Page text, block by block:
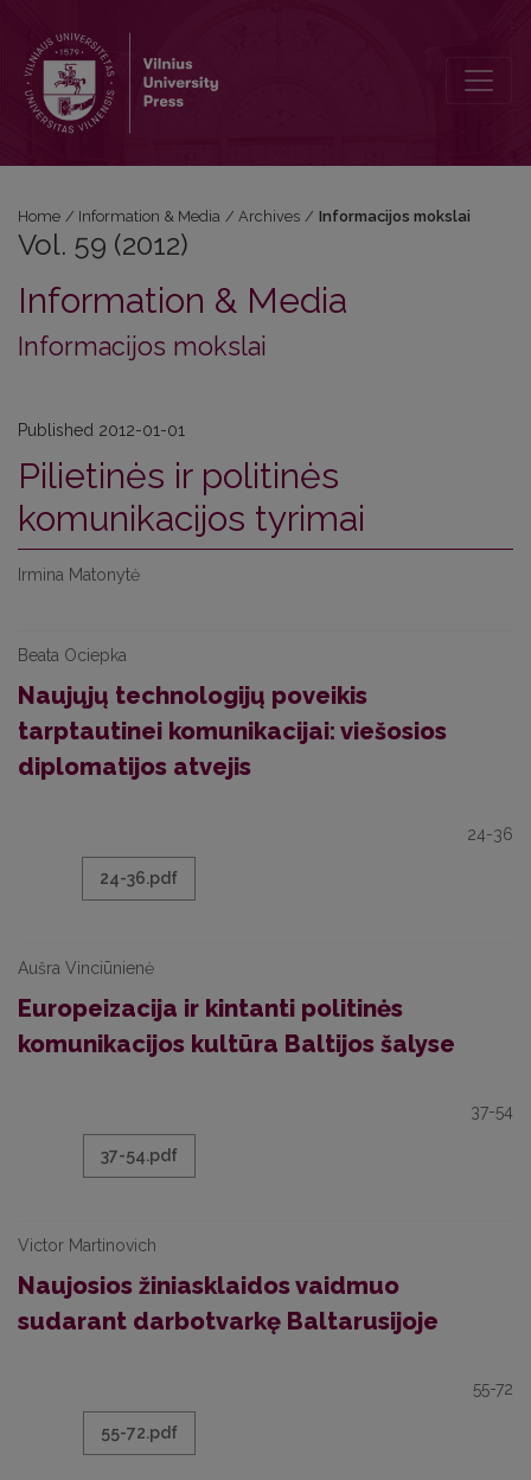
Home / Information & Media / Archives / Informacijos mokslai
Vol. 59 (2012)
Information & Media
Informacijos mokslai
Published 2012-01-01
Pilietinės ir politinės
komunikacijos tyrimai
Irmina Matonytė
Beata Ociepka
Naujųjų technologijų poveikis
tarptautinei komunikacijai: viešosios
diplomatijos atvejis
24-36
24-36.pdf
Aušra Vinciūnienė
Europeizacija ir kintanti politinės
komunikacijos kultūra Baltijos šalyse
37-54
37-54.pdf
Victor Martinovich
Naujosios žiniasklaidos vaidmuo
sudarant darbotvarkę Baltarusijoje
55-72
55-72.pdf